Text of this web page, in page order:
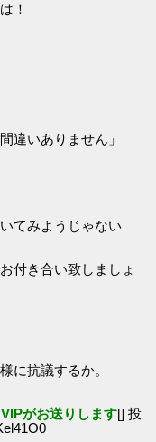
！
違いありません」
てみようじゃない
付き合い致しましょ
に抗議するか。
がお送りします[] 投